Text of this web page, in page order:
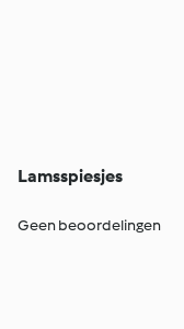
Lamsspiesjes
Geen beoordelingen